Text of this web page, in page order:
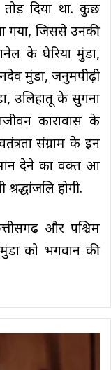
दिया था. कुछ
गया, जिससे उनकी
के घेरिया मुंडा,
मुंडा, जनुमपीढ़ी
उलिहातू के सुगना
कारावास के
संग्राम के इन
देने का वक्त आ
होगी.
और पश्चिम
को भगवान की